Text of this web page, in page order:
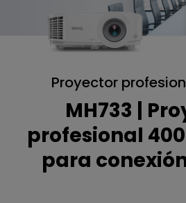
Proyector
MH733 |
profesional
para